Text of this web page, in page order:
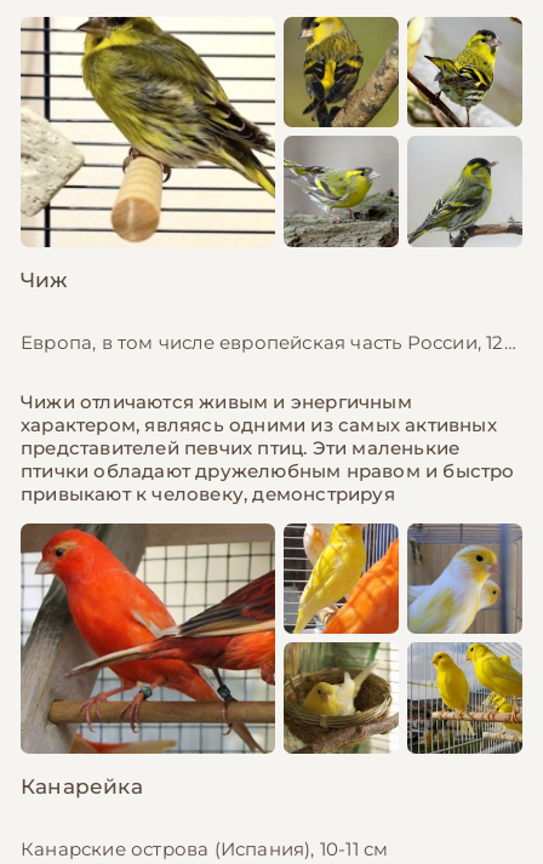
Чиж
Европа, в том числе европейская часть России, 12-13 см
Чижи отличаются живым и энергичным
характером, являясь одними из самых активных
представителей певчих птиц. Эти маленькие
птички обладают дружелюбным нравом и быстро
привыкают к человеку, демонстрируя
Канарейка
Канарские острова (Испания), 10-11 см